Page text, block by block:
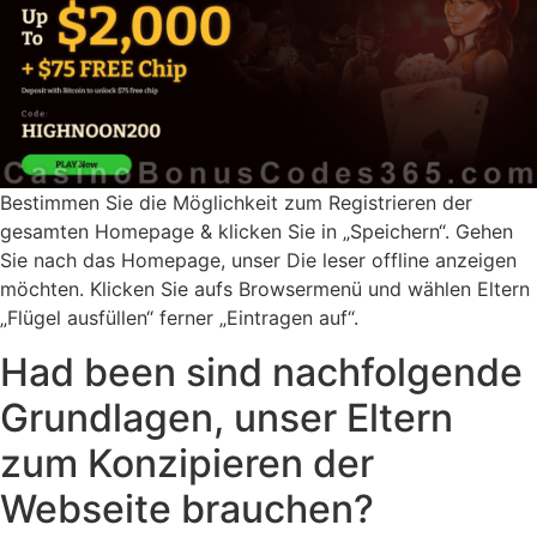
Bestimmen Sie die Möglichkeit zum Registrieren der
gesamten Homepage & klicken Sie in „Speichern“. Gehen
Sie nach das Homepage, unser Die leser offline anzeigen
möchten. Klicken Sie aufs Browsermenü und wählen Eltern
„Flügel ausfüllen“ ferner „Eintragen auf“.
Had been sind nachfolgende
Grundlagen, unser Eltern
zum Konzipieren der
Webseite brauchen?